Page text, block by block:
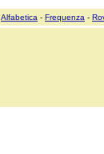
Alfabetica - Frequenza -